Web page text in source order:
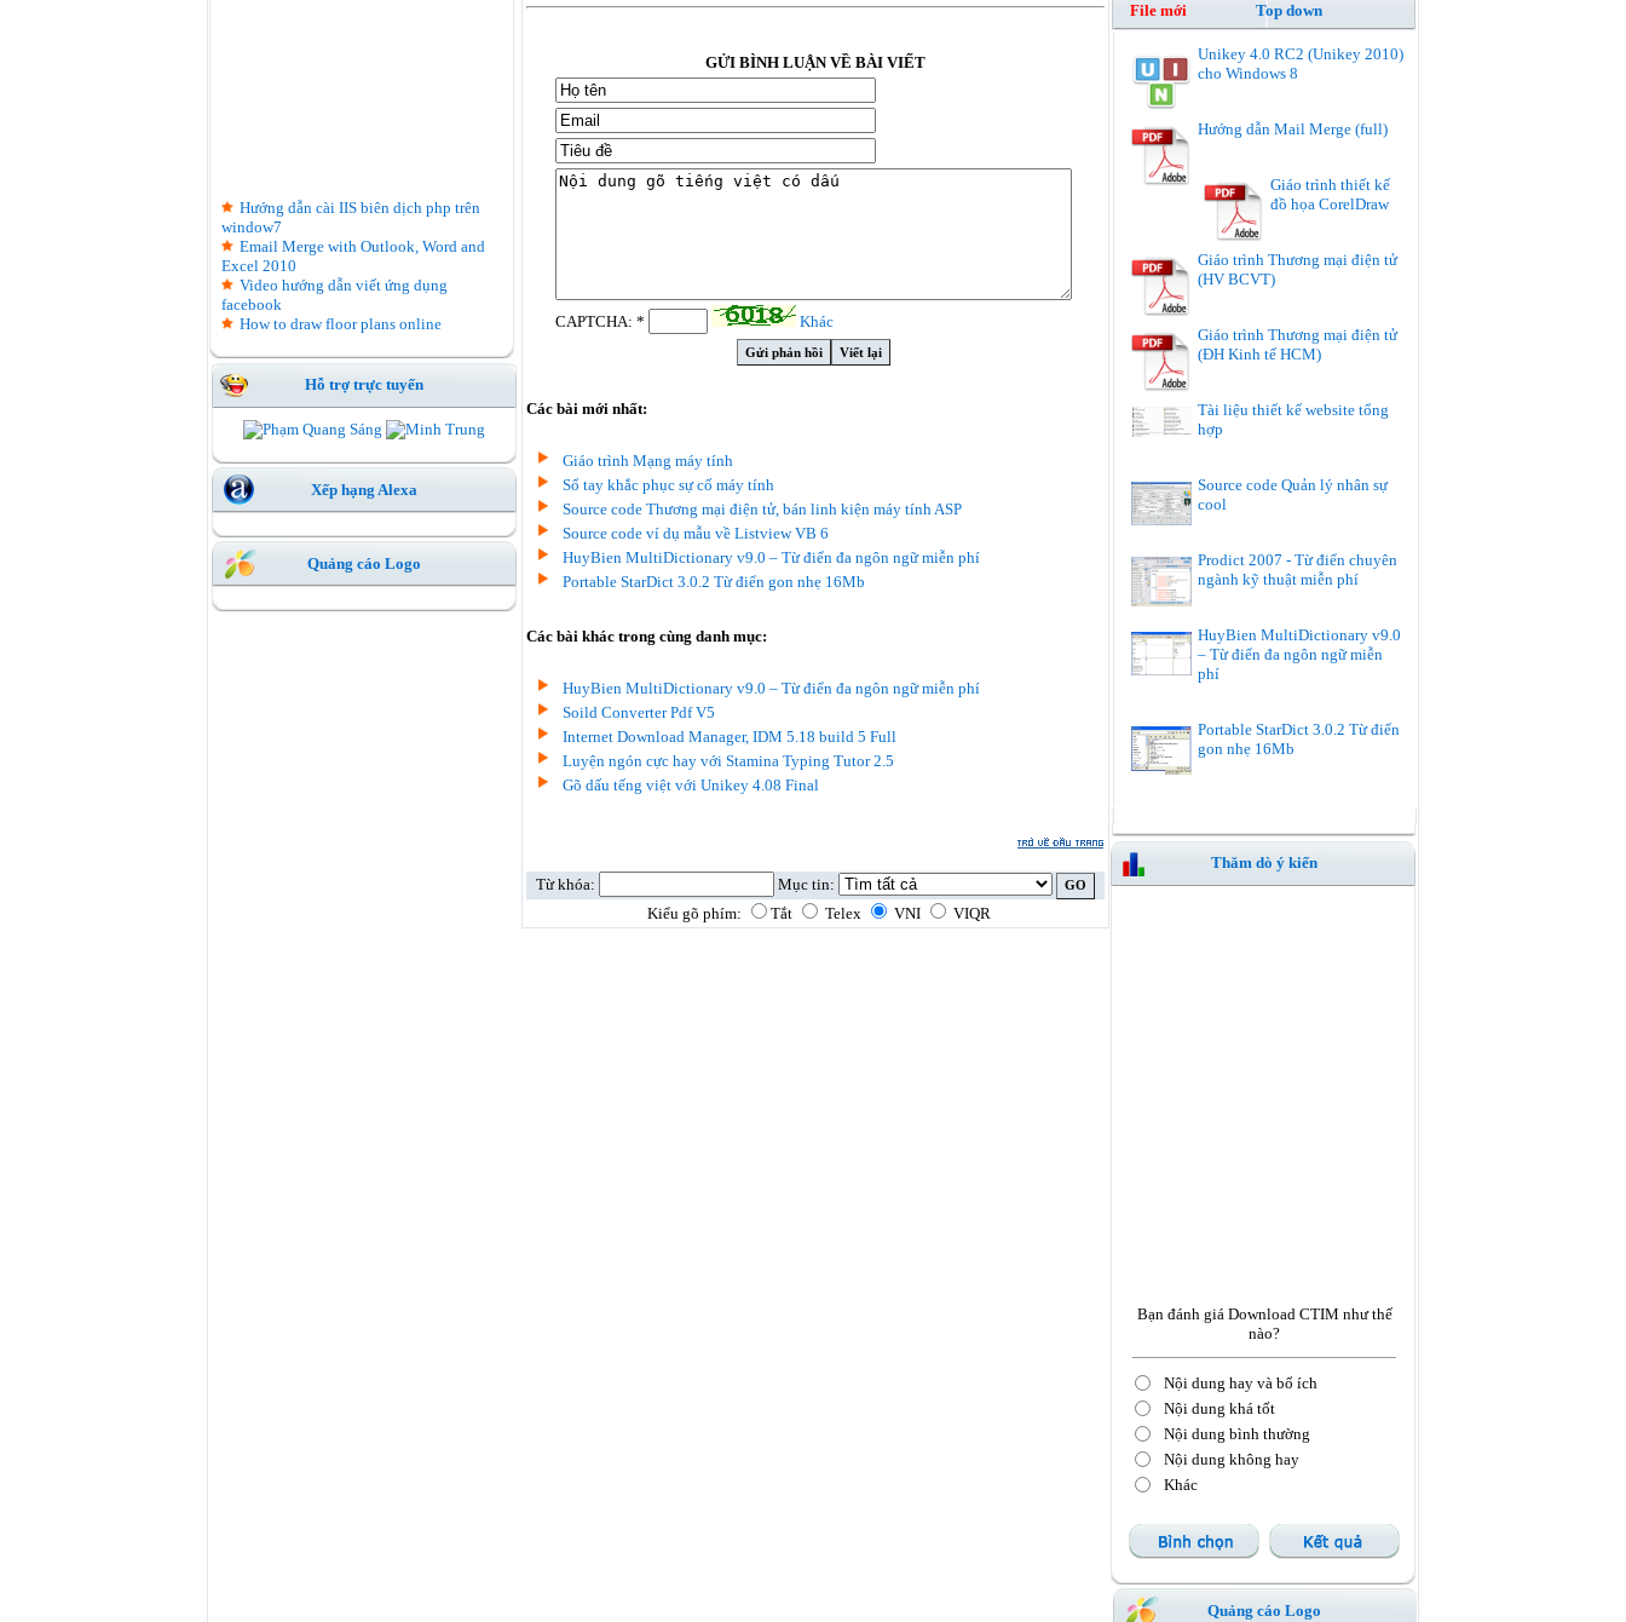
Hướng dẫn cài IIS biên dịch php trên
window7
Email Merge with Outlook, Word and
Excel 2010
Video hướng dẫn viết ứng dụng
facebook
How to draw floor plans online
Hỗ trợ trực tuyến
Xếp hạng Alexa
Quảng cáo Logo
GỬI BÌNH LUẬN VỀ BÀI VIẾT
CAPTCHA: * Khác
Các bài mới nhất:
Giáo trình Mạng máy tính
Sổ tay khắc phục sự cố máy tính
Source code Thương mại điện tử, bán linh kiện máy tính ASP
Source code ví dụ mẫu về Listview VB 6
HuyBien MultiDictionary v9.0 – Từ điển đa ngôn ngữ miễn phí
Portable StarDict 3.0.2 Từ điển gon nhẹ 16Mb
Các bài khác trong cùng danh mục:
HuyBien MultiDictionary v9.0 – Từ điển đa ngôn ngữ miễn phí
Soild Converter Pdf V5
Internet Download Manager, IDM 5.18 build 5 Full
Luyện ngón cực hay với Stamina Typing Tutor 2.5
Gõ dấu tếng việt với Unikey 4.08 Final
Từ khóa:
Mục tin:
Kiểu gõ phím:
Tắt Telex VNI VIQR
File mới Top down
Unikey 4.0 RC2 (Unikey 2010)
cho Windows 8
Hướng dẫn Mail Merge (full)
Giáo trình thiết kế
đồ họa CorelDraw
Giáo trình Thương mại điện tử
(HV BCVT)
Giáo trình Thương mại điện tử
(ĐH Kinh tế HCM)
Tài liệu thiết kế website tổng
hợp
Source code Quản lý nhân sự
cool
Prodict 2007 - Từ điển chuyên
ngành kỹ thuật miễn phí
HuyBien MultiDictionary v9.0
– Từ điển đa ngôn ngữ miễn
phí
Portable StarDict 3.0.2 Từ điển
gon nhẹ 16Mb
Thăm dò ý kiến
Bạn đánh giá Download CTIM như thế
nào?
Nội dung hay và bổ ích
Nội dung khá tốt
Nội dung bình thường
Nội dung không hay
Khác
Quảng cáo Logo